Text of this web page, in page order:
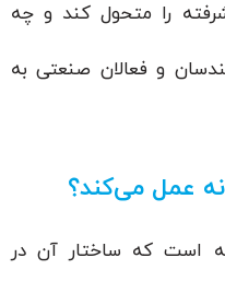
را متحول کند و چه
و فعالان صنعتی به
عمل می‌کند؟
است که ساختار آن در